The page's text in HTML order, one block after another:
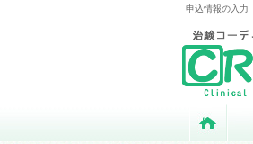
申込情報の入力